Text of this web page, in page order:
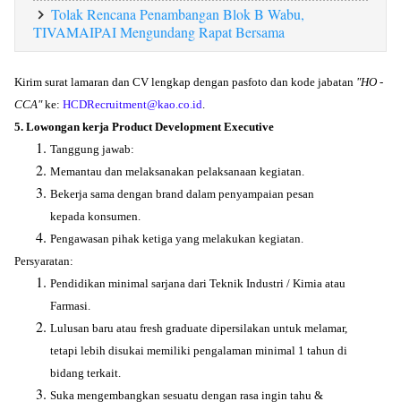
Tolak Rencana Penambangan Blok B Wabu,
TIVAMAIPAI Mengundang Rapat Bersama
Kirim surat lamaran dan CV lengkap dengan pasfoto dan kode jabatan "HO -
CCA"ke: HCDRecruitment@kao.co.id.
5. Lowongan kerja Product Development Executive
Tanggung jawab:
Memantau dan melaksanakan pelaksanaan kegiatan.
Bekerja sama dengan brand dalam penyampaian pesan
kepada konsumen.
Pengawasan pihak ketiga yang melakukan kegiatan.
Persyaratan:
Pendidikan minimal sarjana dari Teknik Industri / Kimia atau
Farmasi.
Lulusan baru atau fresh graduate dipersilakan untuk melamar,
tetapi lebih disukai memiliki pengalaman minimal 1 tahun di
bidang terkait.
Suka mengembangkan sesuatu dengan rasa ingin tahu &